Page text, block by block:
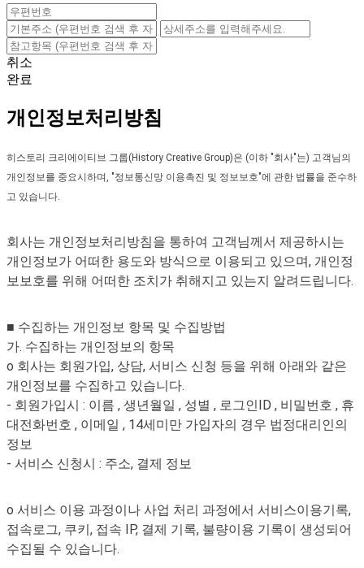
취소
완료
개인정보처리방침
히스토리 크리에이티브 그룹(History Creative Group)은 (이하 "회사"는) 고객님의
개인정보를 중요시하며, "정보통신망 이용촉진 및 정보보호"에 관한 법률을 준수하
고 있습니다.
회사는 개인정보처리방침을 통하여 고객님께서 제공하시는
개인정보가 어떠한 용도와 방식으로 이용되고 있으며, 개인정
보보호를 위해 어떠한 조치가 취해지고 있는지 알려드립니다.
■ 수집하는 개인정보 항목 및 수집방법
가. 수집하는 개인정보의 항목
o 회사는 회원가입, 상담, 서비스 신청 등을 위해 아래와 같은
개인정보를 수집하고 있습니다.
- 회원가입시 : 이름 , 생년월일 , 성별 , 로그인ID , 비밀번호 , 휴
대전화번호 , 이메일 , 14세미만 가입자의 경우 법정대리인의
정보
- 서비스 신청시 : 주소, 결제 정보
o 서비스 이용 과정이나 사업 처리 과정에서 서비스이용기록,
접속로그, 쿠키, 접속 IP, 결제 기록, 불량이용 기록이 생성되어
수집될 수 있습니다.